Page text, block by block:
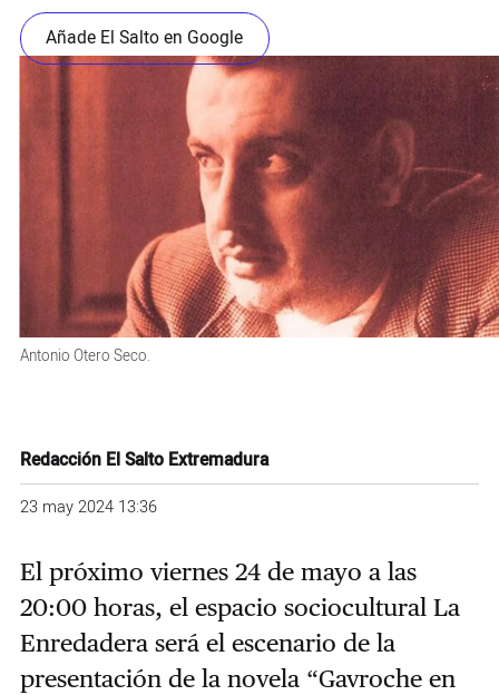
Añade El Salto en Google
Antonio Otero Seco.
Redacción El Salto Extremadura
23 may 2024 13:36
El próximo viernes 24 de mayo a las
20:00 horas, el espacio sociocultural La
Enredadera será el escenario de la
presentación de la novela “Gavroche en